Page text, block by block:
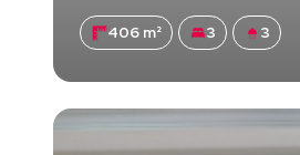
406 m² 3 3